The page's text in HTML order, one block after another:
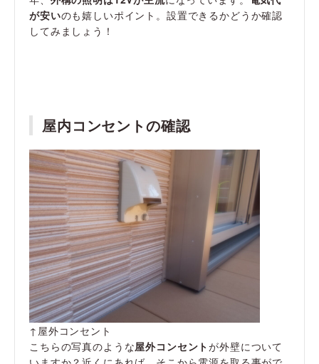
が安いのも嬉しいポイント。設置できるかどうか確認
してみましょう！
屋内コンセントの確認
↑屋外コンセント
こちらの写真のような屋外コンセントが外壁について